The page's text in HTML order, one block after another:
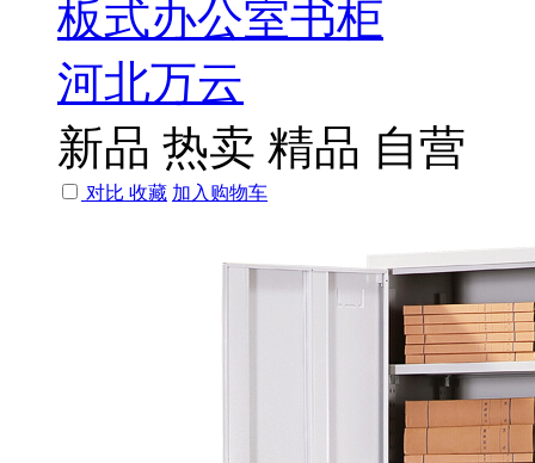
板式办公室书柜
河北万云
新品 热卖 精品 自营
对比 收藏 加入购物车